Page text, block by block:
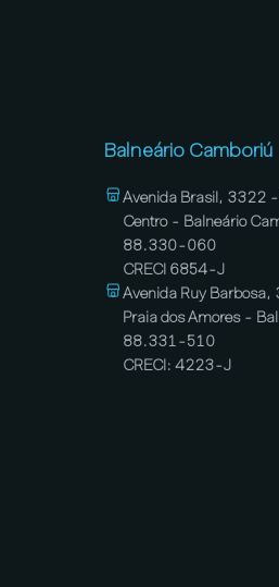
Balneário Camboriú
Avenida Brasil, 3322
Centro - Balneário
88.330-060
CRECI 6854-J
Avenida Ruy Barbosa,
Praia dos Amores -
88.331-510
CRECI: 4223-J